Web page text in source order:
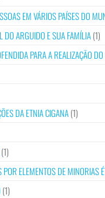
EM VÁRIOS PAÍSES DO
DO ARGUIDO E SUA FAMÍLIA(1)
PARA A REALIZAÇÃO
DA ETNIA CIGANA(1)
(1)
ELEMENTOS DE MINORIAS
(1)